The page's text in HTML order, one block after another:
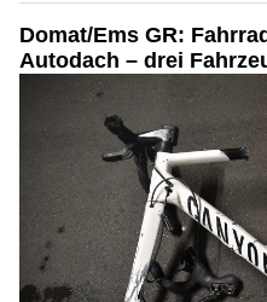
Domat/Ems GR:
Autodach – drei